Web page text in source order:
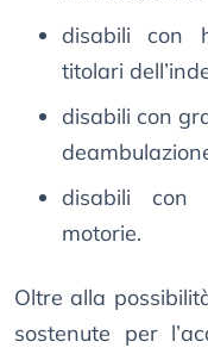
disabili con
titolari
disabili con
disabili con
motorie.
Oltre alla
sostenute per